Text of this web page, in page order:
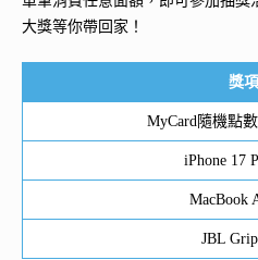
大獎等你帶回家！
獎項
MyCard隨機點
iPhone 17
MacBook
JBL